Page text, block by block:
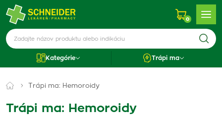
0
Kategórie Trápi ma
Trápi ma: Hemoroidy
Trápi ma: Hemoroidy